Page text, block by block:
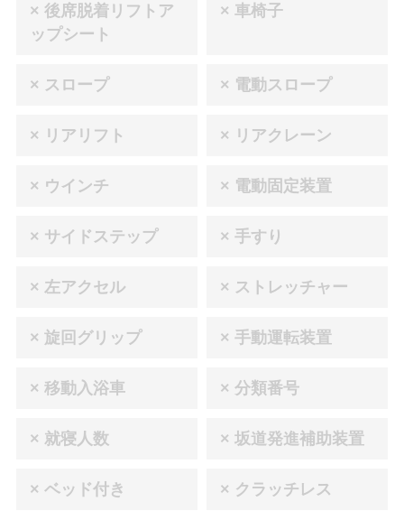
× 後席脱着リフトア
ップシート
× 車椅子
× スロープ × 電動スロープ
× リアリフト × リアクレーン
× ウインチ × 電動固定装置
× サイドステップ × 手すり
× 左アクセル × ストレッチャー
× 旋回グリップ × 手動運転装置
× 移動入浴車 × 分類番号
× 就寝人数 × 坂道発進補助装置
× ベッド付き × クラッチレス